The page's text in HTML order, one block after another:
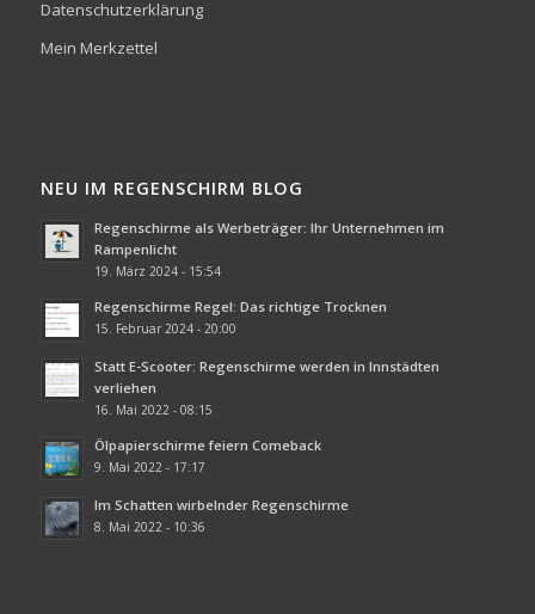
Datenschutzerklärung
Mein Merkzettel
NEU IM REGENSCHIRM BLOG
Regenschirme als Werbeträger: Ihr Unternehmen im
Rampenlicht
19. März 2024 - 15:54
Regenschirme Regel: Das richtige Trocknen
15. Februar 2024 - 20:00
Statt E-Scooter: Regenschirme werden in Innstädten
verliehen
16. Mai 2022 - 08:15
Ölpapierschirme feiern Comeback
9. Mai 2022 - 17:17
Im Schatten wirbelnder Regenschirme
8. Mai 2022 - 10:36